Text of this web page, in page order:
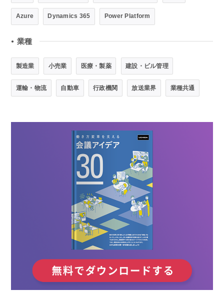
Azure Dynamics 365 Power Platform
● 業種
製造業 小売業 医療・製薬 建設・ビル管理
運輸・物流 自動車 行政機関 放送業界 業種共通